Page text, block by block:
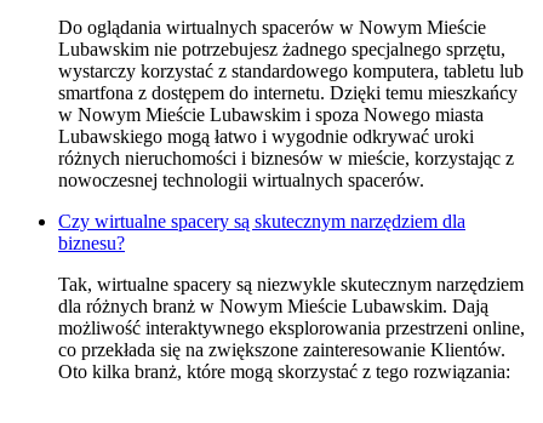
Do oglądania wirtualnych spacerów w Nowym Mieście
Lubawskim nie potrzebujesz żadnego specjalnego sprzętu,
wystarczy korzystać z standardowego komputera, tabletu lub
smartfona z dostępem do internetu. Dzięki temu mieszkańcy
w Nowym Mieście Lubawskim i spoza Nowego miasta
Lubawskiego mogą łatwo i wygodnie odkrywać uroki
różnych nieruchomości i biznesów w mieście, korzystając z
nowoczesnej technologii wirtualnych spacerów.
Czy wirtualne spacery są skutecznym narzędziem dla
biznesu?
Tak, wirtualne spacery są niezwykle skutecznym narzędziem
dla różnych branż w Nowym Mieście Lubawskim. Dają
możliwość interaktywnego eksplorowania przestrzeni online,
co przekłada się na zwiększone zainteresowanie Klientów.
Oto kilka branż, które mogą skorzystać z tego rozwiązania: